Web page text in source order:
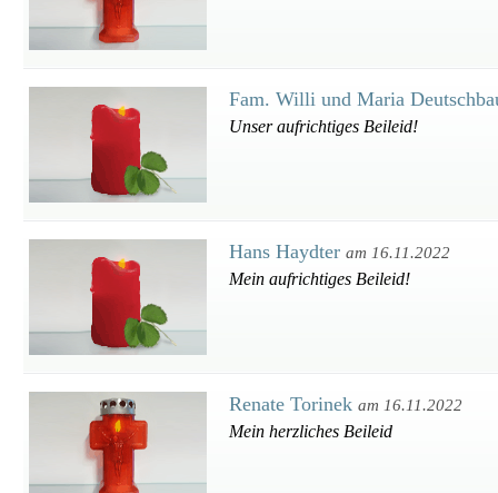
Fam. Willi und Maria
Unser aufrichtiges Beileid!
Hans Haydter am 16.11.2022
Mein aufrichtiges Beileid!
Renate Torinek am 16.11.2022
Mein herzliches Beileid